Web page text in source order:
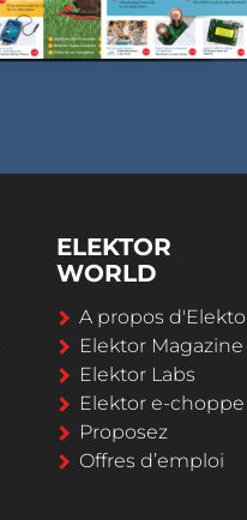
ELEKTOR
WORLD
A propos
Elektor Magazine
Elektor Labs
Elektor e-choppe
Proposez
Offres d’emploi